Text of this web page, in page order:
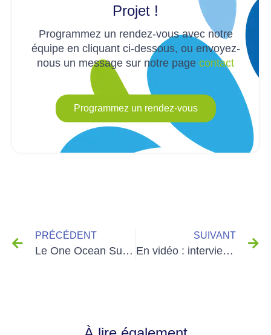
Projet !
Programmez un rendez-vous avec notre
équipe en cliquant ci-dessous, ou envoyez-
nous un message sur notre page contact
Programmez un rendez-vous
PRÉCÉDENT
Le One Ocean Summit pour sauver les océans de la pollution plastique
SUIVANT
En vidéo : interview avec Fabrice Cretin, Directeur Général de Fontaineo